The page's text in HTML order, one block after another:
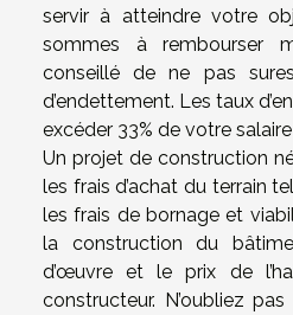
servir à atteindre votre
sommes à rembourser
conseillé de ne pas
d’endettement. Les taux
excéder 33% de votre
Un projet de construction
les frais d’achat du terrain
les frais de bornage et
la construction du
d’œuvre et le prix de
constructeur. N’oubliez